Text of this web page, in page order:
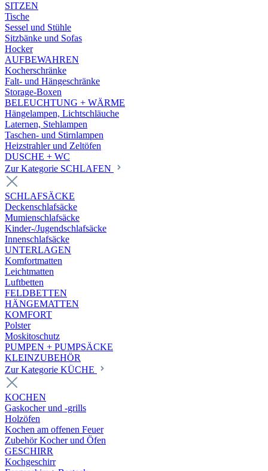
SITZEN
Tische
Sessel und Stühle
Sitzbänke und Sofas
Hocker
AUFBEWAHREN
Kocherschränke
Falt- und Hängeschränke
Storage-Boxen
BELEUCHTUNG + WÄRME
Hängelampen, Lichtschläuche
Laternen, Stehlampen
Taschen- und Stirnlampen
Heizstrahler und Zeltöfen
DUSCHE + WC
Zur Kategorie SCHLAFEN
SCHLAFSÄCKE
Deckenschlafsäcke
Mumienschlafsäcke
Kinder-/Jugendschlafsäcke
Innenschlafsäcke
UNTERLAGEN
Komfortmatten
Leichtmatten
Luftbetten
FELDBETTEN
HÄNGEMATTEN
KOMFORT
Polster
Moskitoschutz
PUMPEN + PUMPSÄCKE
KLEINZUBEHÖR
Zur Kategorie KÜCHE
KOCHEN
Gaskocher und -grills
Holzöfen
Kochen am offenen Feuer
Zubehör Kocher und Öfen
GESCHIRR
Kochgeschirr